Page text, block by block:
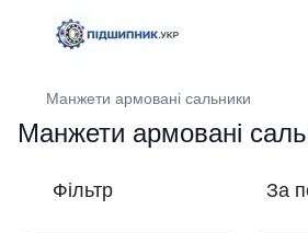
Манжети армовані сальники
Манжети армовані
Фільтр За